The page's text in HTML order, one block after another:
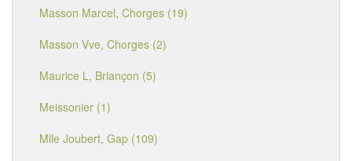
Masson Marcel, Chorges (19)
Masson Vve, Chorges (2)
Maurice L, Briançon (5)
Meissonier (1)
Mlle Joubert, Gap (109)